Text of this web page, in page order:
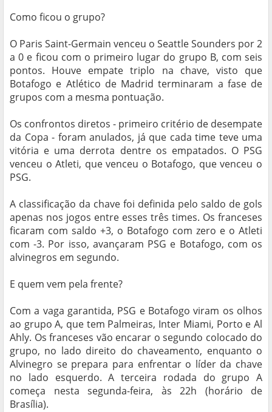
Como ficou o grupo?
O Paris Saint-Germain venceu o Seattle Sounders por 2
a 0 e ficou com o primeiro lugar do grupo B, com seis
pontos. Houve empate triplo na chave, visto que
Botafogo e Atlético de Madrid terminaram a fase de
grupos com a mesma pontuação.
Os confrontos diretos - primeiro critério de desempate
da Copa - foram anulados, já que cada time teve uma
vitória e uma derrota dentre os empatados. O PSG
venceu o Atleti, que venceu o Botafogo, que venceu o
PSG.
A classificação da chave foi definida pelo saldo de gols
apenas nos jogos entre esses três times. Os franceses
ficaram com saldo +3, o Botafogo com zero e o Atleti
com -3. Por isso, avançaram PSG e Botafogo, com os
alvinegros em segundo.
E quem vem pela frente?
Com a vaga garantida, PSG e Botafogo viram os olhos
ao grupo A, que tem Palmeiras, Inter Miami, Porto e Al
Ahly. Os franceses vão encarar o segundo colocado do
grupo, no lado direito do chaveamento, enquanto o
Alvinegro se prepara para enfrentar o líder da chave
no lado esquerdo. A terceira rodada do grupo A
começa nesta segunda-feira, às 22h (horário de
Brasília).